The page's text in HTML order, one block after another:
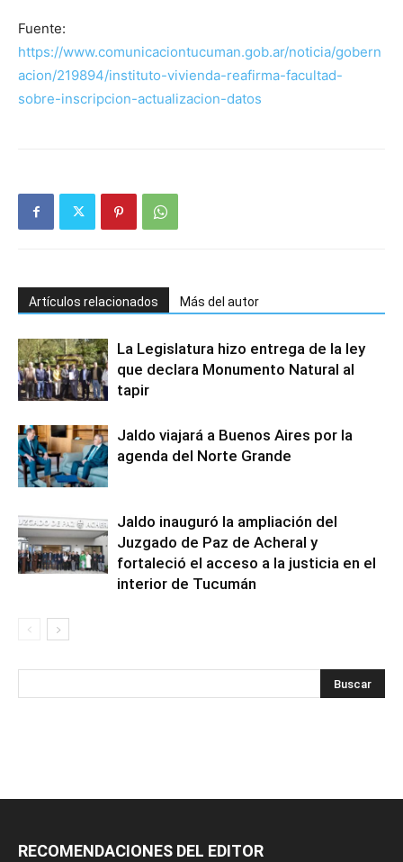
Fuente:
https://www.comunicaciontucuman.gob.ar/noticia/gobern
acion/219894/instituto-vivienda-reafirma-facultad-
sobre-inscripcion-actualizacion-datos
Artículos relacionados Más del autor
La Legislatura hizo entrega de la ley
que declara Monumento Natural al
tapir
Jaldo viajará a Buenos Aires por la
agenda del Norte Grande
Jaldo inauguró la ampliación del
Juzgado de Paz de Acheral y
fortaleció el acceso a la justicia en el
interior de Tucumán
RECOMENDACIONES DEL EDITOR